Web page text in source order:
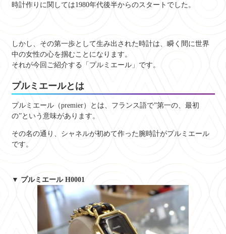
時計作りに関しては1980年代後半からのスタートでした。
しかし、その第一歩として生み出された時計は、瞬く間に世界
中の女性の心を掴むことになります。
それが今回ご紹介する「プルミエール」です。
プルミエールとは
プルミエール（premier）とは、フランス語で”第一の、最初
の”という意味があります。
その名の通り、シャネルが初めて作った腕時計がプルミエール
です。
▼ プルミエール H0001